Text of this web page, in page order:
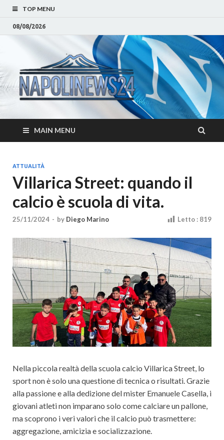
TOP MENU
08/08/2026
–
Napoli
Moda e
Cultura
Notizie sulla citta di
Napoli e Campania
Eventi, Sport
MAIN MENU
ATTUALITÀ
Villarica Street: quando il
calcio è scuola di vita.
25/11/2024 - by Diego Marino Letto : 819
Nella piccola realtà della scuola calcio Villarica Street, lo
sport non è solo una questione di tecnica o risultati. Grazie
alla passione e alla dedizione del mister Emanuele Casella, i
giovani atleti non imparano solo come calciare un pallone,
ma scoprono i veri valori che il calcio può trasmettere:
aggregazione, amicizia e socializzazione.